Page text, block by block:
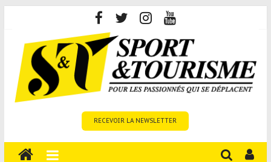
content
Tourisme
RECEVOIR LA NEWSLETTER